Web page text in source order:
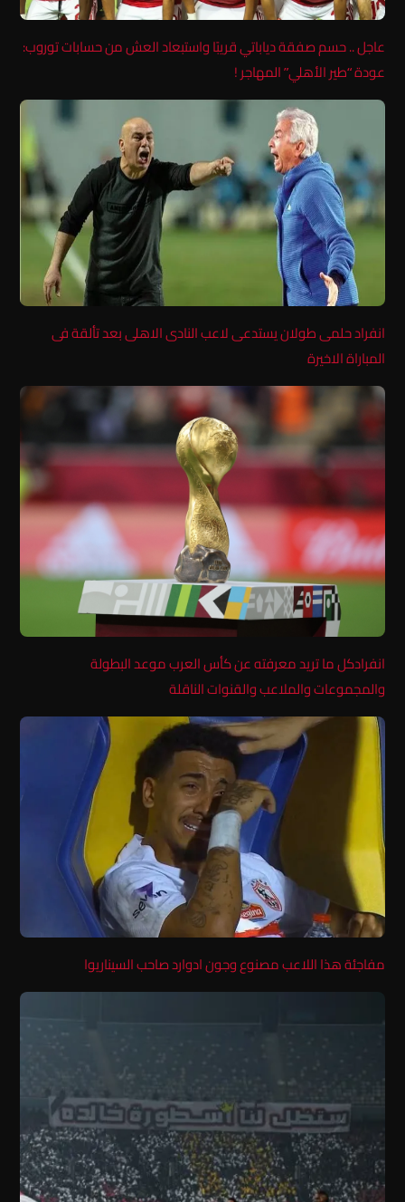
عاجل .. حسم صفقة دياباتي قريبًا واستبعاد العش من حسابات توروب:
عودة “طير الأهلي” المهاجر !
انفراد حلمى طولان يستدعى لاعب النادى الاهلى بعد تألقة فى
المباراة الاخيرة
انفرادكل ما تريد معرفته عن كأس العرب موعد البطولة
والمجموعات والملاعب والقنوات الناقلة
مفاجئة هذا اللاعب مصنوع وجون ادوارد صاحب السيناريوا